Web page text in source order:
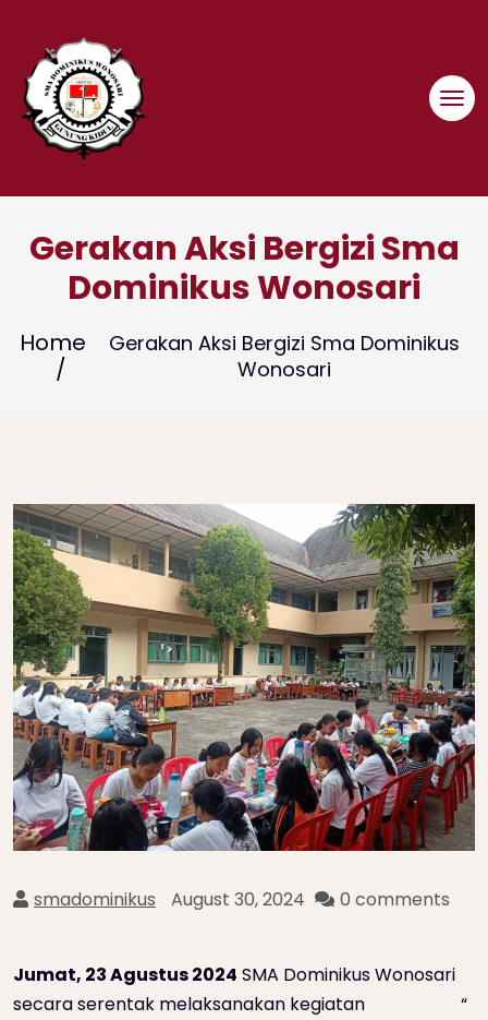
content
Gerakan Aksi Bergizi Sma
Dominikus Wonosari
Home
Gerakan Aksi Bergizi Sma Dominikus
Wonosari
smadominikus August 30, 2024 0 comments
Jumat, 23 Agustus 2024 SMA Dominikus Wonosari
secara serentak melaksanakan kegiatan “